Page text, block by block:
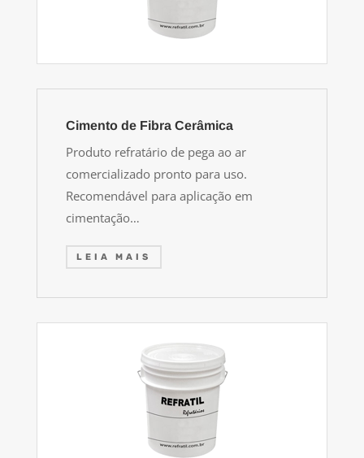
Cimento de Fibra Cerâmica
Produto refratário de pega ao ar
comercializado pronto para uso.
Recomendável para aplicação em
cimentação…
LEIA MAIS